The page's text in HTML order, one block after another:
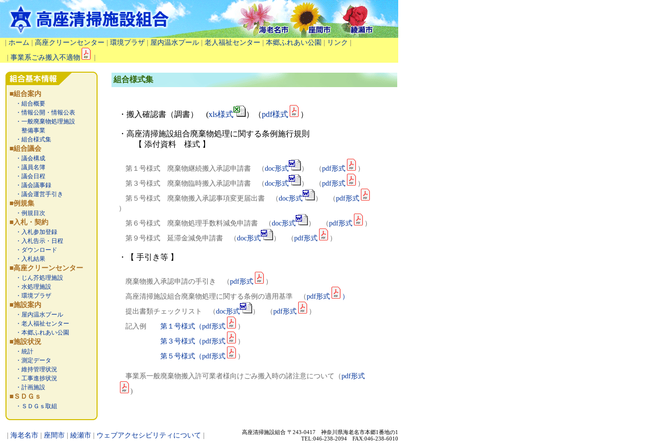
ホーム 高座クリーンセンター 環境プラザ 屋内温水プール 老人福祉センター 本郷ふれあい公園 リンク
事業系ごみ搬入不適物
■組合案内
・組合概要
・情報公開・情報公表
・一般廃棄物処理施設
整備事業
・組合様式集
■組合議会
・議会構成
・議員名簿
・議会日程
・議会議事録
・議会運営手引き
■例規集
・例規目次
■入札・契約
・入札参加登録
・入札告示・日程
・ダウンロード
・入札結果
■高座クリーンセンター
・じん芥処理施設
・水処理施設
・環境プラザ
■施設案内
・屋内温水プール
・老人福祉センター
・本郷ふれあい公園
■施設状況
・統計
・測定データ
・維持管理状況
・工事進捗状況
・計画施設
■ＳＤＧｓ
・ＳＤＧｓ取組
組合様式集
・搬入確認書（調書） (xls様式 ）（pdf様式 ）
・高座清掃施設組合廃棄物処理に関する条例施行規則
【 添付資料 様式 】
第１号様式 廃棄物継続搬入承認申請書 （doc形式 ） （pdf形式
）
第３号様式 廃棄物臨時搬入承認申請書 （doc形式 ） （pdf形式
）
第５号様式 廃棄物搬入承認事項変更届出書 （doc形式 ） （pdf形式
）
第６号様式 廃棄物処理手数料減免申請書 （doc形式 ） （pdf形式
）
第９号様式 延滞金減免申請書 （doc形式 ） （pdf形式 ）
・【 手引き等 】
廃棄物搬入承認申請の手引き （pdf形式
）
高座清掃施設組合廃棄物処理に関する条例の適用基準 （pdf形式
）
提出書類チェックリスト （doc形式 ） （pdf形式
）
記入例 第１号様式（pdf形式
）
第３号様式（pdf形式
）
第５号様式（pdf形式 ）
事業系一般廃棄物搬入許可業者様向けごみ搬入時の諸注意について（pdf形式
)
海老名市 座間市 綾瀬市 ウェブアクセシビリティについて
高座清掃施設組合 〒243-0417 神奈川県海老名市本郷1番地の1
TEL:046-238-2094 FAX:046-238-6010